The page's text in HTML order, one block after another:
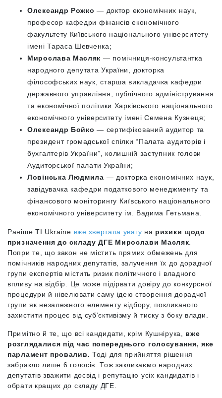
Олександр Рожко — доктор економічних наук,
професор кафедри фінансів економічного
факультету Київського національного університету
імені Тараса Шевченка;
Мирослава Масляк — помічниця-консультантка
народного депутата України, докторка
філософських наук, старша викладачка кафедри
державного управління, публічного адміністрування
та економічної політики Харківського національного
економічного університету імені Семена Кузнеця;
Олександр Бойко — сертифікований аудитор та
президент громадської спілки “Палата аудиторів і
бухгалтерів України”, колишній заступник голови
Аудиторської палати України;
Ловінська Людмила — докторка економічних наук,
завідувачка кафедри податкового менеджменту та
фінансового моніторингу Київського національного
економічного університету ім. Вадима Гетьмана.
Раніше TI Ukraine вже звертала увагу на ризики щодо
призначення до складу ДГЕ Мирослави Масляк
Попри те, що закон не містить прямих обмежень для
помічників народних депутатів, залучення їх до дорадчої
групи експертів містить ризик політичного і владного
впливу на відбір. Це може підірвати довіру до конкурсної
процедури й нівелювати саму ідею створення дорадчої
групи як незалежного елементу відбору, покликаного
захистити процес від суб’єктивізму й тиску з боку влади.
Примітно й те, що всі кандидати, крім Кушнірука, вже
розглядалися під час попереднього голосування, яке
парламент провалив. Тоді для прийняття рішення
забракло лише 6 голосів. Тож закликаємо народних
депутатів зважити досвід і репутацію усіх кандидатів і
обрати кращих до складу ДГЕ.